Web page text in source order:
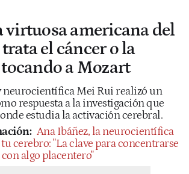
virtuosa americana del
el cáncer o la
a Mozart
neurocientífica Mei Rui realizó un
respuesta a la investigación que
estudia la activación cerebral.
Ana Ibáñez, la neurocientífica
cerebro: "La clave para concentrarse
algo placentero"